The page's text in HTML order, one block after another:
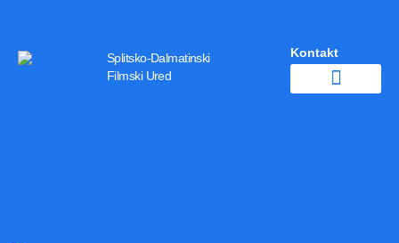
Splitsko-Dalmatinski
Filmski Ured
Kontakt